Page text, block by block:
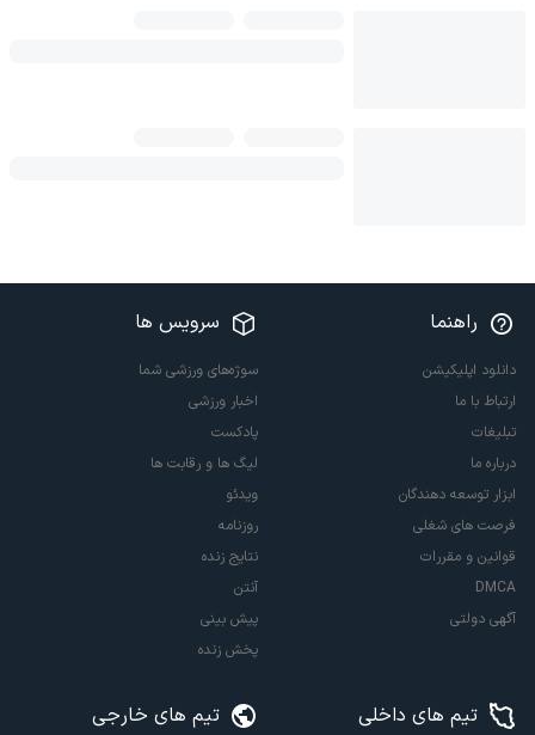
راهنما
دانلود اپلیکیشن
ارتباط با ما
تبلیغات
درباره ما
ابزار توسعه دهندگان
فرصت های شغلی
قوانین و مقررات
DMCA
آگهی دولتی
سرویس ها
سوژه‌های ورزشی شما
اخبار ورزشی
پادکست
لیگ ها و رقابت ها
ویدئو
روزنامه
نتایج زنده
آنتن
پیش بینی
پخش زنده
تیم های داخلی تیم های خارجی